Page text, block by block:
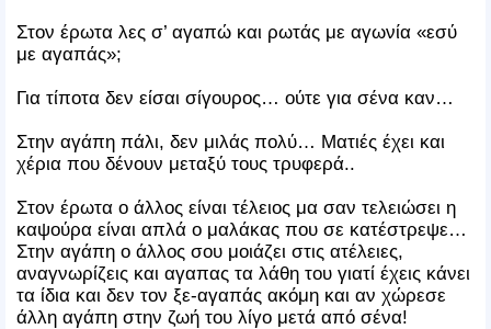
Στον έρωτα λες σ’ αγαπώ και ρωτάς με αγωνία «εσύ
με αγαπάς»;
Για τίποτα δεν είσαι σίγουρος… ούτε για σένα καν…
Στην αγάπη πάλι, δεν μιλάς πολύ… Ματιές έχει και
χέρια που δένουν μεταξύ τους τρυφερά..
Στον έρωτα ο άλλος είναι τέλειος μα σαν τελειώσει η
καψούρα είναι απλά ο μαλάκας που σε κατέστρεψε…
Στην αγάπη ο άλλος σου μοιάζει στις ατέλειες,
αναγνωρίζεις και αγαπας τα λάθη του γιατί έχεις κάνει
τα ίδια και δεν τον ξε-αγαπάς ακόμη και αν χώρεσε
άλλη αγάπη στην ζωή του λίγο μετά από σένα!